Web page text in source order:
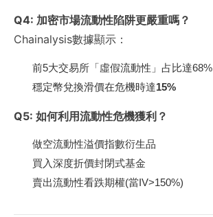
Q4: 加密市場流動性陷阱更嚴重嗎？
Chainalysis數據顯示：
前5大交易所「虛假流動性」占比達68%
穩定幣兌換滑價在危機時達15%
Q5: 如何利用流動性危機獲利？
做空流動性溢價指數衍生品
買入深度折價封閉式基金
賣出流動性看跌期權(當IV>150%)